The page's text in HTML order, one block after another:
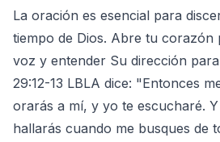
La oración es esencial para
tiempo de Dios. Abre tu corazón
voz y entender Su dirección
29:12-13 LBLA dice: "Entonces
orarás a mí, y yo te escucharé.
hallarás cuando me busques de